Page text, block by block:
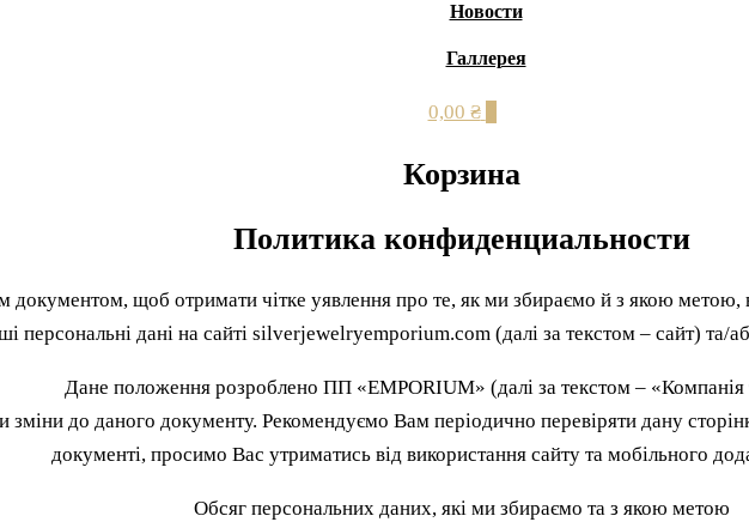
Новости
Галлерея
0,00 ₴
Корзина
Политика конфиденциальности
документом, щоб отримати чітке уявлення про те, як ми збираємо й з якою
персональні дані на сайті silverjewelryemporium.com (далі за текстом – сайт) та/
Дане положення розроблено ПП «EMPORIUM» (далі за текстом –
зміни до даного документу. Рекомендуємо Вам періодично перевіряти дану
документі, просимо Вас утриматись від використання сайту та мобільного
Обсяг персональних даних, які ми збираємо та з якою метою